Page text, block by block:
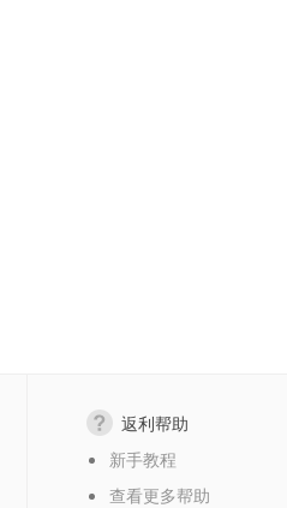
返利帮助
新手教程
查看更多帮助